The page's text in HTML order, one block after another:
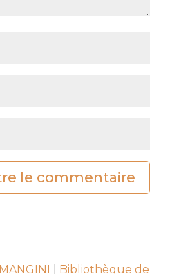
le commentaire
Bibliothèque de